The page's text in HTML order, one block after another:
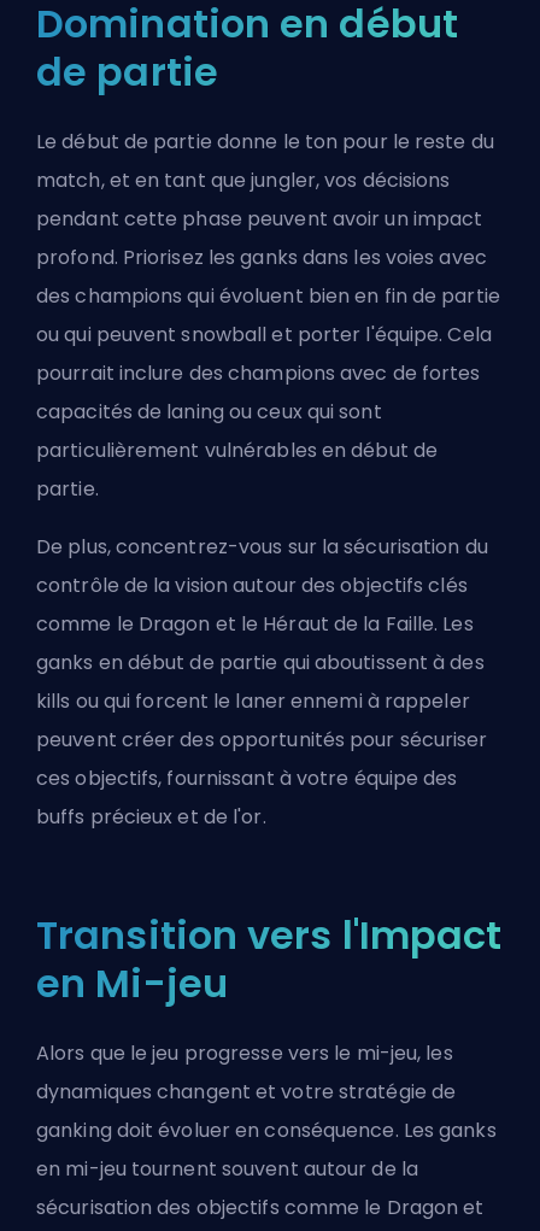
Domination en début
de partie
Le début de partie donne le ton pour le reste du
match, et en tant que jungler, vos décisions
pendant cette phase peuvent avoir un impact
profond. Priorisez les ganks dans les voies avec
des champions qui évoluent bien en fin de partie
ou qui peuvent snowball et porter l'équipe. Cela
pourrait inclure des champions avec de fortes
capacités de laning ou ceux qui sont
particulièrement vulnérables en début de
partie.
De plus, concentrez-vous sur la sécurisation du
contrôle de la vision autour des objectifs clés
comme le Dragon et le Héraut de la Faille. Les
ganks en début de partie qui aboutissent à des
kills ou qui forcent le laner ennemi à rappeler
peuvent créer des opportunités pour sécuriser
ces objectifs, fournissant à votre équipe des
buffs précieux et de l'or.
Transition vers l'Impact
en Mi-jeu
Alors que le jeu progresse vers le mi-jeu, les
dynamiques changent et votre stratégie de
ganking doit évoluer en conséquence. Les ganks
en mi-jeu tournent souvent autour de la
sécurisation des objectifs comme le Dragon et